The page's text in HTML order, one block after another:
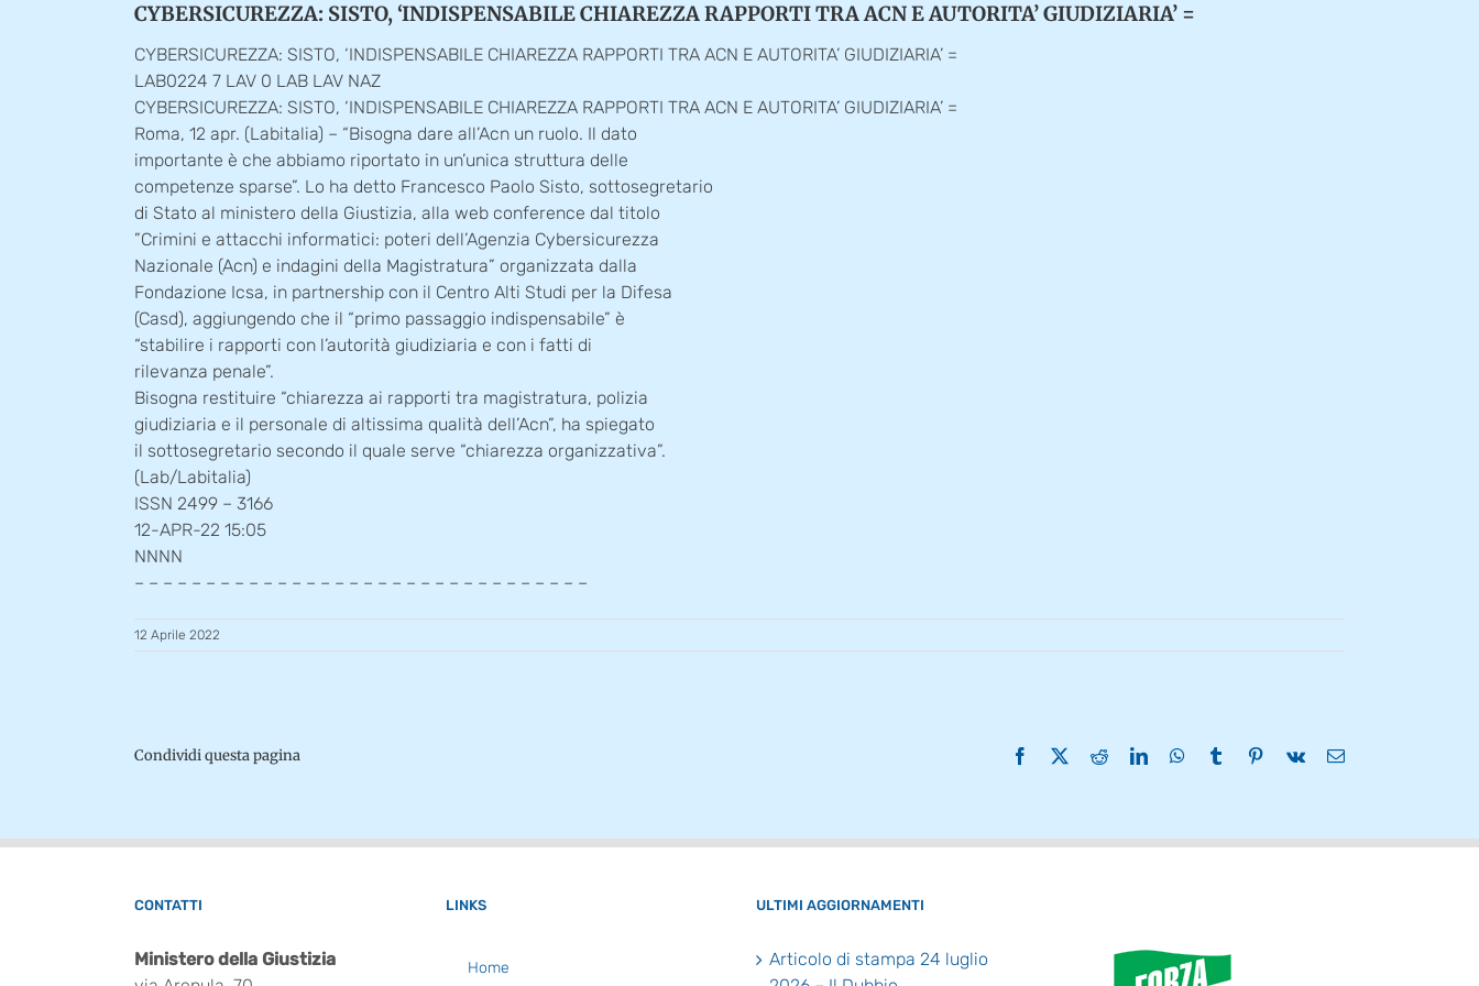
CYBERSICUREZZA: SISTO, ‘INDISPENSABILE CHIAREZZA RAPPORTI TRA ACN E AUTORITA’ GIUDIZIARIA’ =
CYBERSICUREZZA: SISTO, ‘INDISPENSABILE CHIAREZZA RAPPORTI TRA ACN E AUTORITA’ GIUDIZIARIA’ =
LAB0224 7 LAV 0 LAB LAV NAZ
CYBERSICUREZZA: SISTO, ‘INDISPENSABILE CHIAREZZA RAPPORTI TRA ACN E AUTORITA’ GIUDIZIARIA’ =
Roma, 12 apr. (Labitalia) – “Bisogna dare all’Acn un ruolo. Il dato
importante è che abbiamo riportato in un’unica struttura delle
competenze sparse”. Lo ha detto Francesco Paolo Sisto, sottosegretario
di Stato al ministero della Giustizia, alla web conference dal titolo
”Crimini e attacchi informatici: poteri dell’Agenzia Cybersicurezza
Nazionale (Acn) e indagini della Magistratura” organizzata dalla
Fondazione Icsa, in partnership con il Centro Alti Studi per la Difesa
(Casd), aggiungendo che il “primo passaggio indispensabile” è
“stabilire i rapporti con l’autorità giudiziaria e con i fatti di
rilevanza penale”.
Bisogna restituire “chiarezza ai rapporti tra magistratura, polizia
giudiziaria e il personale di altissima qualità dell’Acn”, ha spiegato
il sottosegretario secondo il quale serve “chiarezza organizzativa”.
(Lab/Labitalia)
ISSN 2499 – 3166
12-APR-22 15:05
NNNN
– – – – – – – – – – – – – – – – – – – – – – – – – – – – – – – –
12 Aprile 2022
Condividi questa pagina Facebook RedditLinkedInWhatsApp
Tumblr Pinterest
Vk Email
CONTATTI
Ministero della Giustizia
LINKS
Home
ULTIMI AGGIORNAMENTI
Articolo di stampa 24 luglio